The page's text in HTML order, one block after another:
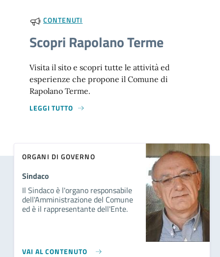
CONTENUTI
Scopri Rapolano Terme
Visita il sito e scopri tutte le attività ed
esperienze che propone il Comune di
Rapolano Terme.
LEGGI TUTTO
ORGANI DI GOVERNO
Sindaco
Il Sindaco è l'organo responsabile
dell'Amministrazione del Comune
ed è il rappresentante dell'Ente.
VAI AL CONTENUTO